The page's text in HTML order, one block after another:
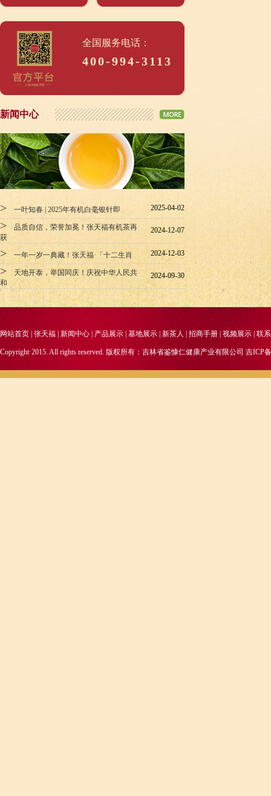
全国服务电话：
400-994-3113
新闻中心
> 一叶知春 | 2025年有机白毫银针即 2025-04-02
> 品质自信，荣誉加冕！张天福有机茶再
获
2024-12-07
> 一年一岁一典藏！张天福·「十二生肖 2024-12-03
> 天地开泰，举国同庆！庆祝中华人民共
和
2024-09-30
网站首页 张天福 新闻中心 产品展示 基地展示 |新茶人| 招商手册|视频展示|联
Copyright·2015. All rights reserved. 版权所有：吉林省鉴慷仁健康产业有限公司 吉ICP